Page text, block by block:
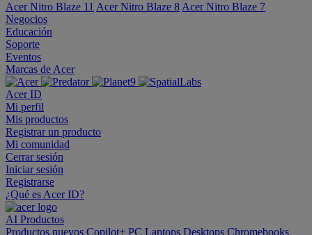
Acer Nitro Blaze 11 Acer Nitro Blaze 8 Acer Nitro Blaze 7
Negocios
Educación
Soporte
Eventos
Marcas de Acer
Acer ID
Mi perfil
Mis productos
Registrar un producto
Mi comunidad
Cerrar sesión
Iniciar sesión
Registrarse
¿Qué es Acer ID?
AI Productos
Productos nuevos Copilot+ PC Laptops Desktops Chromebooks